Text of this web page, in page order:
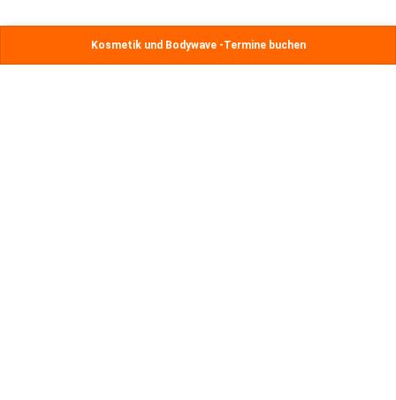
Kosmetik und Bodywave -Termine buchen